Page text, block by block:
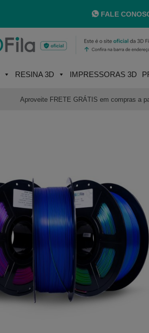
FALE
RESINA 3D IMPRESSORAS 3D
Aproveite FRETE GRÁTIS em compras a